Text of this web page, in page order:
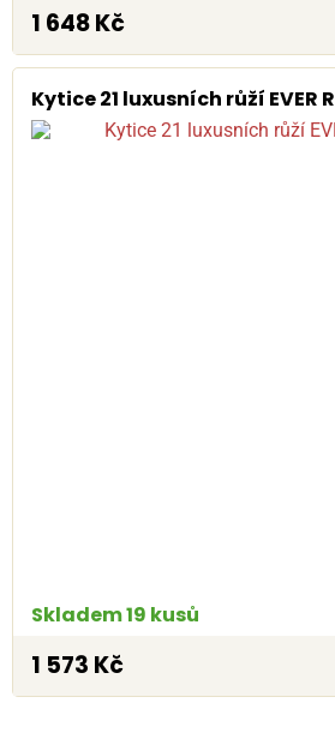
1 648 Kč
Kytice 21 luxusních růží EVER
Skladem 19 kusů
1 573 Kč